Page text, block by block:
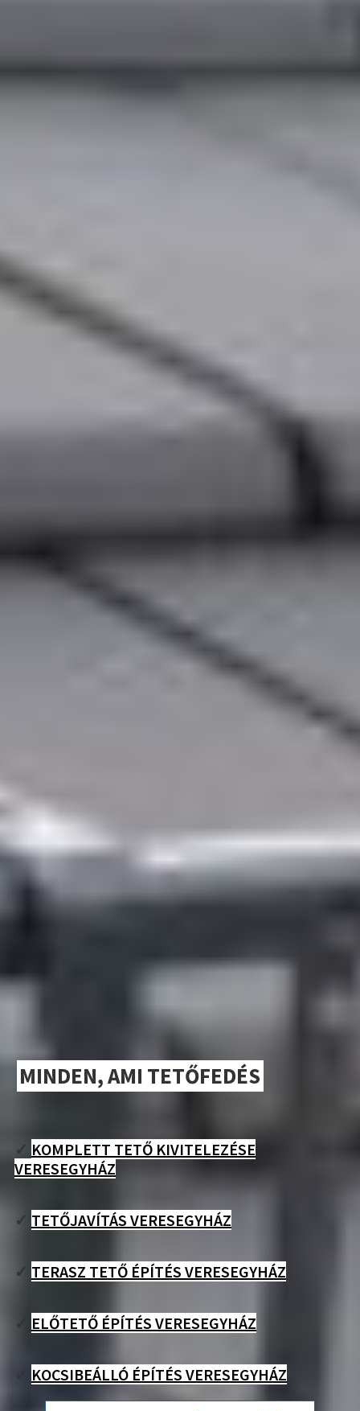
MINDEN, AMI TETŐFEDÉS
✓ KOMPLETT TETŐ KIVITELEZÉSE
VERESEGYHÁZ
✓ TETŐJAVÍTÁS VERESEGYHÁZ
✓ TERASZ TETŐ ÉPÍTÉS VERESEGYHÁZ
✓ ELŐTETŐ ÉPÍTÉS VERESEGYHÁZ
✓ KOCSIBEÁLLÓ ÉPÍTÉS VERESEGYHÁZ